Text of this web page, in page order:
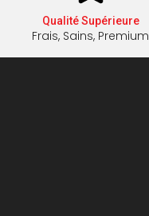
Qualité Supérieure
Frais, Sains, Premium